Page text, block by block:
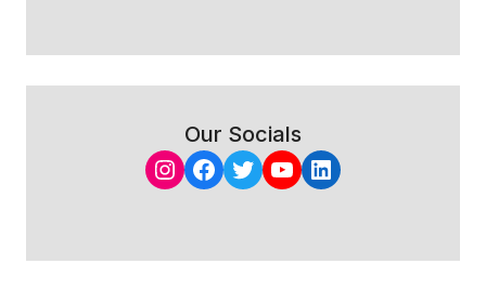
Our Socials
Instagram
Facebook
Twitter
YouTube
LinkedIn